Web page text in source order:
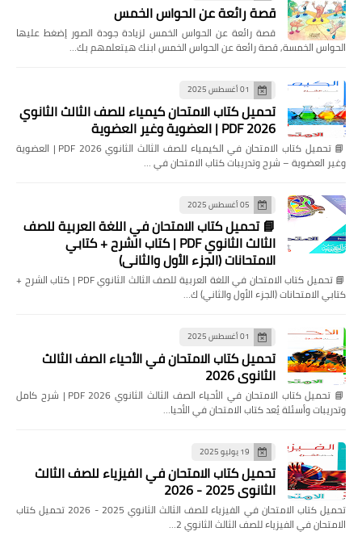
قصة رائعة عن الحواس الخمس
قصة رائعة عن الحواس الخمس لزيادة جودة الصور إضغط عليها
الحواس الخمسة, قصة رائعة عن الحواس الخمس ابنك هيتعلمهم بك…
01 أغسطس 2025
تحميل كتاب الامتحان كيمياء للصف الثالث الثانوي
2026 PDF | العضوية وغير العضوية
📘 تحميل كتاب الامتحان في الكيمياء للصف الثالث الثانوي 2026 PDF | العضوية
وغير العضوية – شرح وتدريبات كتاب الامتحان في …
05 أغسطس 2025
📘 تحميل كتاب الامتحان في اللغة العربية للصف
الثالث الثانوي PDF | كتاب الشرح + كتابي
الامتحانات (الجزء الأول والثاني)
📘 تحميل كتاب الامتحان في اللغة العربية للصف الثالث الثانوي PDF | كتاب الشرح +
كتابي الامتحانات (الجزء الأول والثاني) ك…
01 أغسطس 2025
تحميل كتاب الامتحان في الأحياء الصف الثالث
الثانوي 2026
📘 تحميل كتاب الامتحان في الأحياء الصف الثالث الثانوي 2026 PDF | شرح كامل
وتدريبات وأسئلة يُعد كتاب الامتحان في الأحيا…
19 يوليو 2025
تحميل كتاب الامتحان في الفيزياء للصف الثالث
الثانوي 2025 - 2026
تحميل كتاب الامتحان في الفيزياء للصف الثالث الثانوي 2025 - 2026 تحميل كتاب
الامتحان في الفيزياء للصف الثالث الثانوي 2…